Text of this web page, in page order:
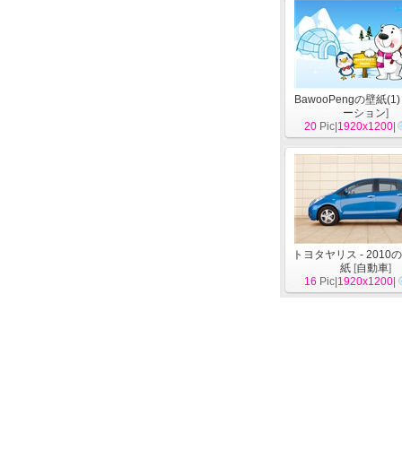
BawooPengの壁紙(1)
ーション]
20 Pic| 1920x1200
トヨタヤリス - 2010
紙 [自動車]
16 Pic| 1920x1200